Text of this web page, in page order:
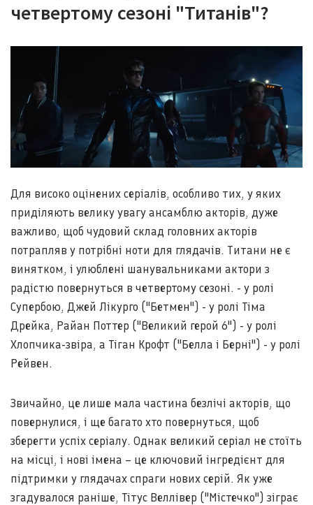
четвертому сезоні "Титанів"?
Для високо оцінених серіалів, особливо тих, у яких
приділяють велику увагу ансамблю акторів, дуже
важливо, щоб чудовий склад головних акторів
потрапляв у потрібні ноти для глядачів. Титани не є
винятком, і улюблені шанувальниками актори з
радістю повернуться в четвертому сезоні. - у ролі
Супербою, Джей Лікурго ("Бетмен") - у ролі Тіма
Дрейка, Райан Поттер ("Великий герой 6") - у ролі
Хлопчика-звіра, а Тіган Крофт ("Белла і Берні") - у ролі
Рейвен.
Звичайно, це лише мала частина безлічі акторів, що
повернулися, і ще багато хто повернуться, щоб
зберегти успіх серіалу. Однак великий серіал не стоїть
на місці, і нові імена – це ключовий інгредієнт для
підтримки у глядачах спраги нових серій. Як уже
згадувалося раніше, Тітус Веллівер ("Містечко") зіграє